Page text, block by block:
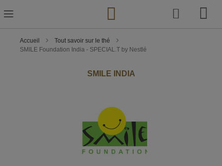
to
Content
Accueil
Tout savoir sur le thé
SMILE Foundation India - SPECIAL.T by Nestlé
SMILE INDIA